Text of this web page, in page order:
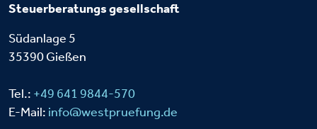
Steuerberatungsgesellschaft
Südanlage 5
35390 Gießen
Tel.: +49 641 9844-570
E-Mail: info@westpruefung.de